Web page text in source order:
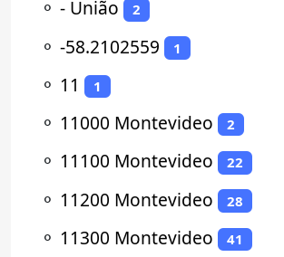
⚬ - União 2
⚬ -58.2102559 1
⚬ 11 1
⚬ 11000 Montevideo 2
⚬ 11100 Montevideo 22
⚬ 11200 Montevideo 28
⚬ 11300 Montevideo 41